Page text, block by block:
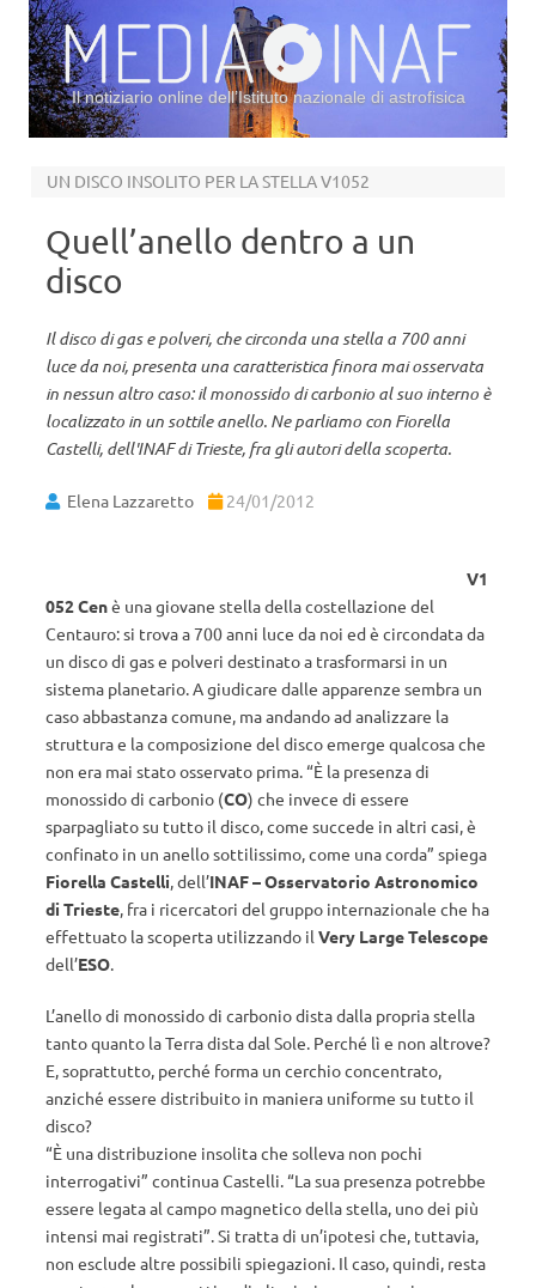
Il notiziario online dell’Istituto nazionale di astrofisica
UN DISCO INSOLITO PER LA STELLA V1052
Quell’anello dentro a un
disco
Il disco di gas e polveri, che circonda una stella a 700 anni
luce da noi, presenta una caratteristica finora mai osservata
in nessun altro caso: il monossido di carbonio al suo interno è
localizzato in un sottile anello. Ne parliamo con Fiorella
Castelli, dell'INAF di Trieste, fra gli autori della scoperta.
Elena Lazzaretto 24/01/2012
V1
052 Cenè una giovane stella della costellazione del
Centauro: si trova a 700 anni luce da noi ed è circondata da
un disco di gas e polveri destinato a trasformarsi in un
sistema planetario. A giudicare dalle apparenze sembra un
caso abbastanza comune, ma andando ad analizzare la
struttura e la composizione del disco emerge qualcosa che
non era mai stato osservato prima. “È la presenza di
monossido di carbonio (CO) che invece di essere
sparpagliato su tutto il disco, come succede in altri casi, è
confinato in un anello sottilissimo, come una corda” spiega
Fiorella Castelli, dell’INAF – Osservatorio Astronomico
di Trieste, fra i ricercatori del gruppo internazionale che ha
effettuato la scoperta utilizzando il Very Large Telescope
dell’ESO.
L’anello di monossido di carbonio dista dalla propria stella
tanto quanto la Terra dista dal Sole. Perché lì e non altrove?
E, soprattutto, perché forma un cerchio concentrato,
anziché essere distribuito in maniera uniforme su tutto il
disco?
“È una distribuzione insolita che solleva non pochi
interrogativi” continua Castelli. “La sua presenza potrebbe
essere legata al campo magnetico della stella, uno dei più
intensi mai registrati”. Si tratta di un’ipotesi che, tuttavia,
non esclude altre possibili spiegazioni. Il caso, quindi, resta